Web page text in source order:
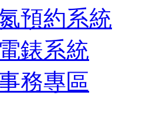
預約系統
錶系統
務專區